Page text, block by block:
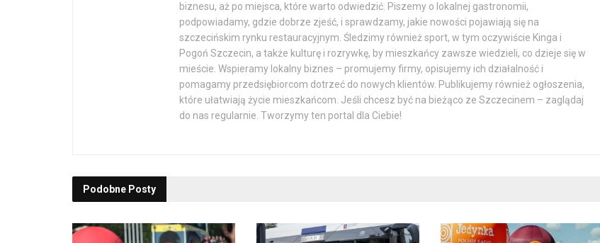
biznesu, aż po miejsca, które warto odwiedzić. Piszemy o lokalnej gastronomii,
podpowiadamy, gdzie dobrze zjeść, i sprawdzamy, jakie nowości pojawiają się na
szczecińskim rynku restauracyjnym. Śledzimy również sport, w tym oczywiście Kinga i
Pogoń Szczecin, a także kulturę i rozrywkę, by mieszkańcy zawsze wiedzieli, co dzieje się w
mieście. Wspieramy lokalny biznes – promujemy firmy, opisujemy ich działalność i
pomagamy przedsiębiorcom dotrzeć do nowych klientów. Publikujemy również ogłoszenia,
które ułatwiają życie mieszkańcom. Jeśli chcesz być na bieżąco ze Szczecinem – zaglądaj
do nas regularnie. Tworzymy ten portal dla Ciebie!
Podobne Posty